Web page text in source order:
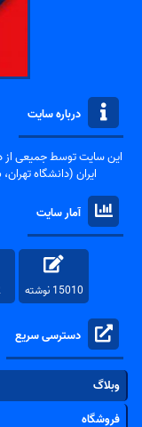
درباره سایت
این سایت توسط جمیعی از
ایران (دانشگاه
آمار سایت
15010 نوشته
دسترسی سریع
وبلاگ
فروشگاه